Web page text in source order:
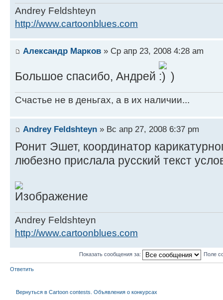
Andrey Feldshteyn
http://www.cartoonblues.com
Александр Марков » Ср апр 23, 2008 4:28 am
Большое спасибо, Андрей )
Счастье не в деньгах, а в их наличии...
Andrey Feldshteyn » Вс апр 27, 2008 6:37 pm
Ронит Эшет, координатор
любезно прислала русский текст
Andrey Feldshteyn
http://www.cartoonblues.com
Показать сообщения за: Поле
Ответить
Вернуться в Cartoon contests. Объявления о конкурсах